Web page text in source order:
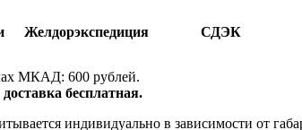
Желдорэкспедиция СДЭК
МКАД: 600 рублей.
бесплатная.
индивидуально в зависимости от